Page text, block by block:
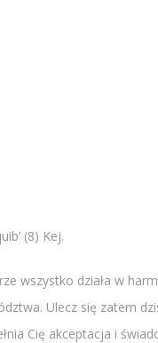
(8) Kej.
wszystko działa w
Ulecz się zatem
Cię akceptacja i